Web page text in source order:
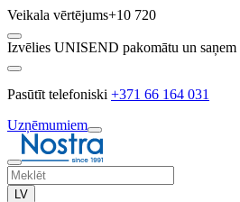
Veikala vērtējums+10 720
Izvēlies UNISEND pakomātu un saņem
Pasūtīt telefoniski +371 66 164 031
Uzņēmumiem
LV